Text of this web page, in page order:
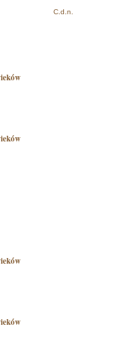
C.d.n.